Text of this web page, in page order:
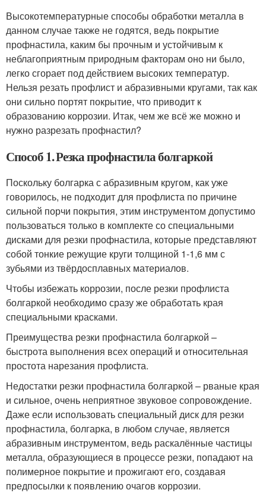
Высокотемпературные способы обработки металла в
данном случае также не годятся, ведь покрытие
профнастила, каким бы прочным и устойчивым к
неблагоприятным природным факторам оно ни было,
легко сгорает под действием высоких температур.
Нельзя резать профлист и абразивными кругами, так как
они сильно портят покрытие, что приводит к
образованию коррозии. Итак, чем же всё же можно и
нужно разрезать профнастил?
Способ 1. Резка профнастила болгаркой
Поскольку болгарка с абразивным кругом, как уже
говорилось, не подходит для профлиста по причине
сильной порчи покрытия, этим инструментом допустимо
пользоваться только в комплекте со специальными
дисками для резки профнастила, которые представляют
собой тонкие режущие круги толщиной 1-1,6 мм с
зубьями из твёрдосплавных материалов.
Чтобы избежать коррозии, после резки профлиста
болгаркой необходимо сразу же обработать края
специальными красками.
Преимущества резки профнастила болгаркой –
быстрота выполнения всех операций и относительная
простота нарезания профлиста.
Недостатки резки профнастила болгаркой – рваные края
и сильное, очень неприятное звуковое сопровождение.
Даже если использовать специальный диск для резки
профнастила, болгарка, в любом случае, является
абразивным инструментом, ведь раскалённые частицы
металла, образующиеся в процессе резки, попадают на
полимерное покрытие и прожигают его, создавая
предпосылки к появлению очагов коррозии.